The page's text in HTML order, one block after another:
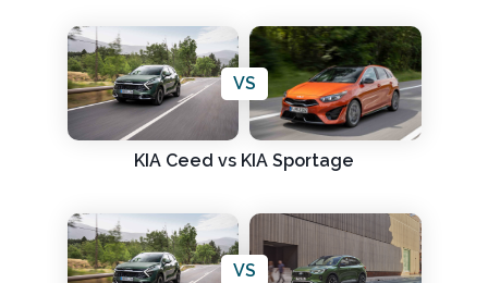
VS
KIA Ceed vs KIA Sportage
VS